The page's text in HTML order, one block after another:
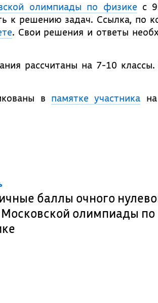
олимпиады по физике c
к решению задач. Ссылка, по
. Свои решения и ответы
рассчитаны на 7-10
в памятке участника
баллы очного
олимпиады по